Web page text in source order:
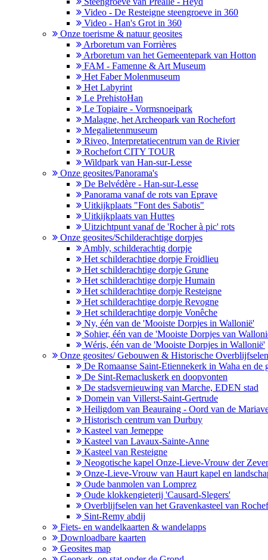
Video - De Resteigne steengroeve in 360
Video - Han's Grot in 360
Onze toerisme & natuur geosites
Arboretum van Forrières
Arboretum van het Gemeentepark van Hotton
FAM - Famenne & Art Museum
Het Faber Molenmuseum
Het Labyrint
Le PrehistoHan
Le Topiaire - Vormsnoeipark
Malagne, het Archeopark van Rochefort
Megalietenmuseum
Riveo, Interpretatiecentrum van de Rivier
Rochefort CITY TOUR
Wildpark van Han-sur-Lesse
Onze geosites/Panorama's
De Belvédère - Han-sur-Lesse
Panorama vanaf de rots van Eprave
Uitkijkplaats "Font des Sabotis"
Uitkijkplaats van Huttes
Uitzichtpunt vanaf de 'Rocher à pic' rots
Onze geosites/Schilderachtige dorpjes
Ambly, schilderachtig dorpje
Het schilderachtige dorpje Froidlieu
Het schilderachtige dorpje Grune
Het schilderachtige dorpje Humain
Het schilderachtige dorpje Resteigne
Het schilderachtige dorpje Revogne
Het schilderachtige dorpje Vonêche
Ny, één van de 'Mooiste Dorpjes in Wallonië'
Sohier, één van de 'Mooiste Dorpjes van
Wéris, één van de 'Mooiste Dorpjes in Wallonië'
Onze geosites/ Gebouwen & Historische Overblijfselen
De Romaanse Saint-Etiennekerk in Waha en
De Sint-Remacluskerk en doopvonten
De stadsvernieuwing van Marche, EDEN stad
Domein van Villerst-Saint-Gertrude
Heiligdom van Beauraing - Oord van de
Historisch centrum van Durbuy
Kasteel van Jemeppe
Kasteel van Lavaux-Sainte-Anne
Kasteel van Resteigne
Neogotische kapel Onze-Lieve-Vrouw der
Onze-Lieve-Vrouw van Haurt kapel en
Oude banmolen van Lomprez
Oude klokkengieterij 'Causard-Slegers'
Overblijfselen van het Gravenkasteel van
Sint-Remy abdij
Fiets- en wandelkaarten & wandelapps
Downloadbare kaarten
Geosites map